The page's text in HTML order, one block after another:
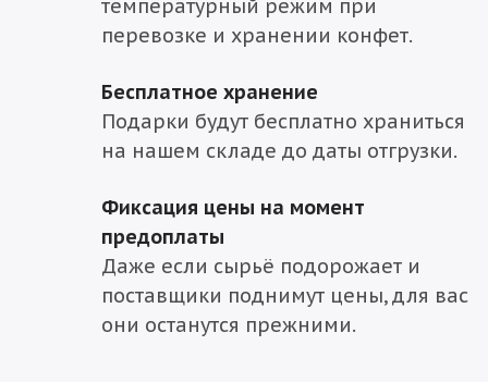
температурный режим при
перевозке и хранении конфет.
Бесплатное хранение
Подарки будут бесплатно храниться
на нашем складе до даты отгрузки.
Фиксация цены на момент
предоплаты
Даже если сырьё подорожает и
поставщики поднимут цены, для вас
они останутся прежними.